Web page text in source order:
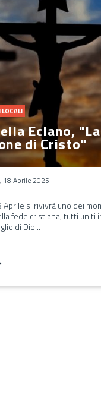
Eclano, "La
di Cristo"
18 Aprile 2025
Aprile si rivivrà uno dei
fede cristiana, tutti uniti
di Dio...